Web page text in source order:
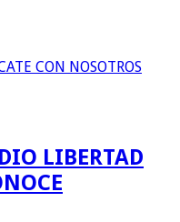
CON NOSOTROS
LIBERTAD